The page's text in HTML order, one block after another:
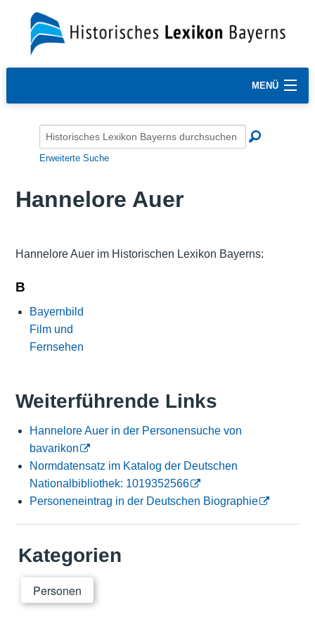
MENÜ
Erweiterte Suche
Hannelore Auer
Hannelore Auer im Historischen Lexikon Bayerns:
B
Bayernbild
Film und
Fernsehen
Weiterführende Links
Hannelore Auer in der Personensuche von
bavarikon
Normdatensatz im Katalog der Deutschen
Nationalbibliothek: 1019352566
Personeneintrag in der Deutschen Biographie
Kategorien
Personen